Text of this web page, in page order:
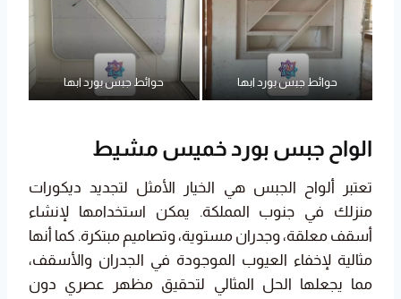
حوائط جبس بورد ابها حوائط جبس بورد ابها
الواح جبس بورد خميس مشيط
تعتبر ألواح الجبس هي الخيار الأمثل لتجديد ديكورات
منزلك في جنوب المملكة. يمكن استخدامها لإنشاء
أسقف معلقة، وجدران مستوية، وتصاميم مبتكرة. كما أنها
مثالية لإخفاء العيوب الموجودة في الجدران والأسقف،
مما يجعلها الحل المثالي لتحقيق مظهر عصري دون